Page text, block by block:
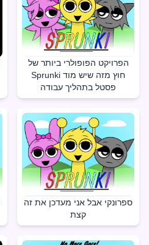
הפרויקט הפופולרי ביותר של
Sprunki חוץ מזה שיש מוד
פסטל בתהליך עבודה
ספרונקי אבל אני מעדכן את זה
קצת